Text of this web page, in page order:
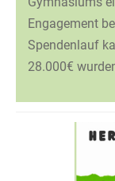
Engagement
Spendenlauf
28.000€